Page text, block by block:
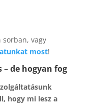
sorban, vagy
most!
de hogyan fog
hogy mi lesz a